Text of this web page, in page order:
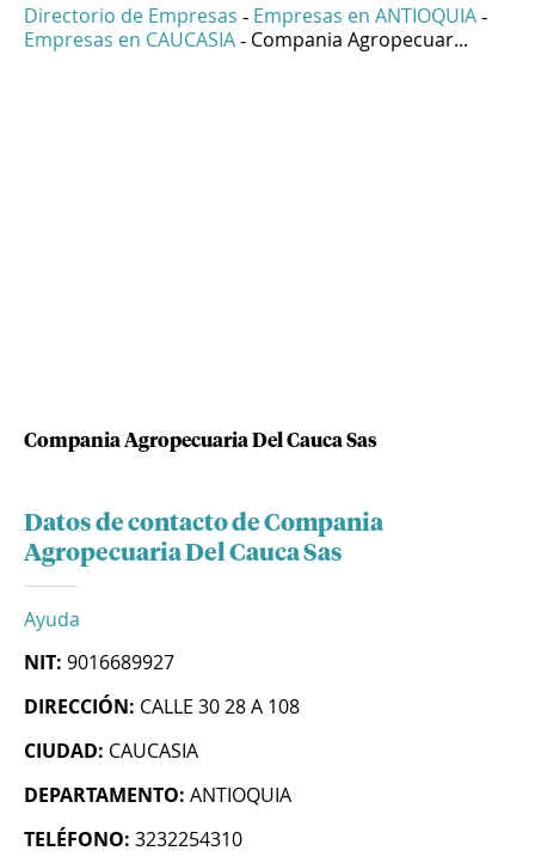
Directorio de Empresas - Empresas en ANTIOQUIA -
Empresas en CAUCASIA - Compania Agropecuar...
Compania Agropecuaria Del Cauca Sas
Datos de contacto de Compania
Agropecuaria Del Cauca Sas
Ayuda
NIT: 9016689927
DIRECCIÓN: CALLE 30 28 A 108
CIUDAD: CAUCASIA
DEPARTAMENTO: ANTIOQUIA
TELÉFONO: 3232254310